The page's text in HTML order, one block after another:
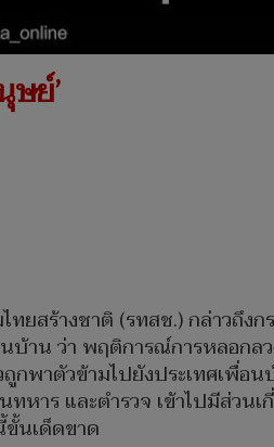
ษย์’
ยสร้างชาติ (รทสช.) กล่าวถึงก
บ้าน ว่า พฤติการณ์การหลอกล
พาตัวข้ามไปยังประเทศเพื่อน
าร และตำรวจ เข้าไปมีส่วนเ
ขั้นเด็ดขาด